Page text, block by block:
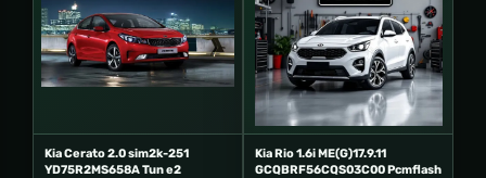
Kia Cerato 2.0 sim2k-251
YD75R2MS658A Tun e2
Kia Rio 1.6i ME(G)17.9.11
GCQBRF56CQS03C00 Pcmflash